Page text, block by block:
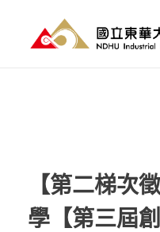
育成能為我做什麼?
育成新聞
【第二梯次
學【第三屆